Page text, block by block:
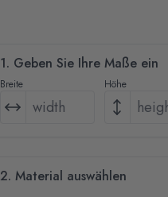
1. Geben Sie Ihre Maße ein
Breite Höhe
2. Material auswählen